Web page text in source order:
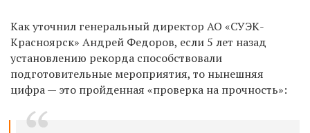
Как уточнил генеральный директор АО «СУЭК-
Красноярск» Андрей Федоров, если 5 лет назад
установлению рекорда способствовали
подготовительные мероприятия, то нынешняя
цифра — это пройденная «проверка на прочность»: